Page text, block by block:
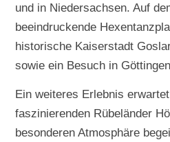
und in Niedersachsen. Auf
beeindruckende
historische Kaiserstadt
sowie ein Besuch in
Ein weiteres Erlebnis
faszinierenden Rübeländer
besonderen Atmosphäre